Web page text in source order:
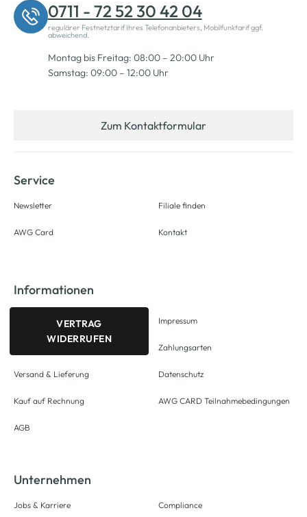
0711 - 72 52 30 42 04
regulärer Festnetztarif Ihres Telefonanbieters, Mobilfunktarif ggf.
abweichend.
Montag bis Freitag: 08:00 – 20:00 Uhr
Samstag: 09:00 – 12:00 Uhr
Zum Kontaktformular
Service
Newsletter
AWG Card
Filiale finden
Kontakt
Informationen
VERTRAG
WIDERRUFEN
Versand & Lieferung
Kauf auf Rechnung
AGB
Impressum
Zahlungsarten
Datenschutz
AWG CARD Teilnahmebedingungen
Unternehmen
Jobs & Karriere Compliance